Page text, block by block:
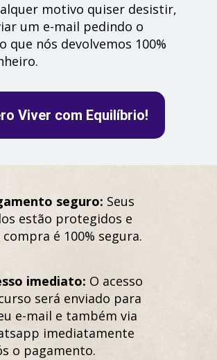
motivo quiser desistir,
um e-mail pedindo o
que nós devolvemos 100%
Viver com Equilíbrio!
seguro: Seus
estão protegidos e
compra é 100% segura.
imediato: O acesso
será enviado para
e-mail e também via
imediatamente
o pagamento.